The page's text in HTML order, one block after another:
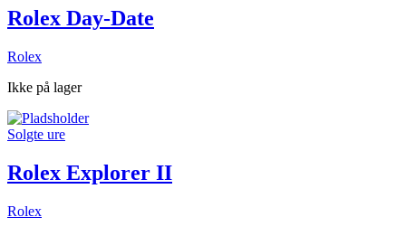
Rolex Day-Date
Rolex
Ikke på lager
Solgte ure
Rolex Explorer II
Rolex